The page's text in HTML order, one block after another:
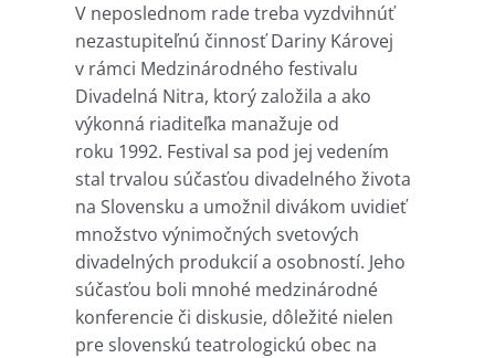
V neposlednom rade treba vyzdvihnúť
nezastupiteľnú činnosť Dariny Károvej
v rámci Medzinárodného festivalu
Divadelná Nitra, ktorý založila a ako
výkonná riaditeľka manažuje od
roku 1992. Festival sa pod jej vedením
stal trvalou súčasťou divadelného života
na Slovensku a umožnil divákom uvidieť
množstvo výnimočných svetových
divadelných produkcií a osobností. Jeho
súčasťou boli mnohé medzinárodné
konferencie či diskusie, dôležité nielen
pre slovenskú teatrologickú obec na